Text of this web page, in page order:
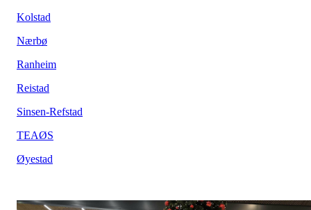
Kolstad
Nærbø
Ranheim
Reistad
Sinsen-Refstad
TEAØS
Øyestad